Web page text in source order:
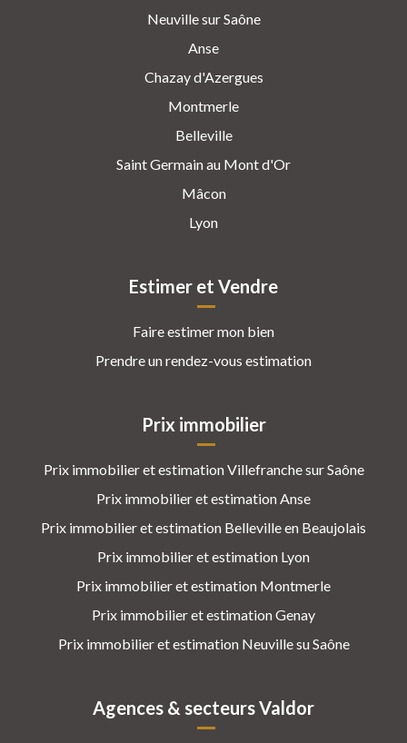
Neuville sur Saône
Anse
Chazay d'Azergues
Montmerle
Belleville
Saint Germain au Mont d'Or
Mâcon
Lyon
Estimer et Vendre
Faire estimer mon bien
Prendre un rendez-vous estimation
Prix immobilier
Prix immobilier et estimation Villefranche sur Saône
Prix immobilier et estimation Anse
Prix immobilier et estimation Belleville en Beaujolais
Prix immobilier et estimation Lyon
Prix immobilier et estimation Montmerle
Prix immobilier et estimation Genay
Prix immobilier et estimation Neuville su Saône
Agences & secteurs Valdor